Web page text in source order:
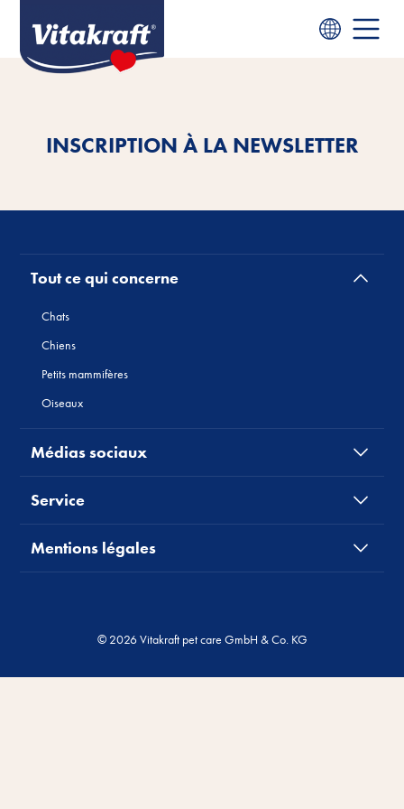
INSCRIPTION À LA NEWSLETTER
Tout ce qui concerne
Chats
Chiens
Petits mammifères
Oiseaux
Médias sociaux
Service
Mentions légales
© 2026 Vitakraft pet care GmbH & Co. KG